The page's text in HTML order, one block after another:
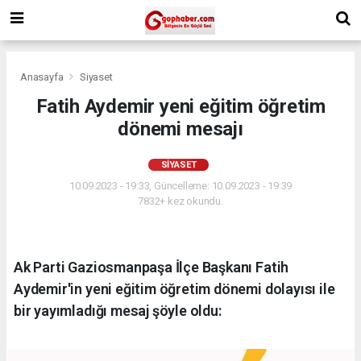
Anasayfa Siyaset
Fatih Aydemir yeni eğitim öğretim
dönemi mesajı
SIYASET
10.09.2023 - 19:33, Güncelleme: 10.09.2023 - 19:39
7832+ kez okundu.
Ak Parti Gaziosmanpaşa İlçe Başkanı Fatih
Aydemir'in yeni eğitim öğretim dönemi dolayısı ile
bir yayımladığı mesaj şöyle oldu: